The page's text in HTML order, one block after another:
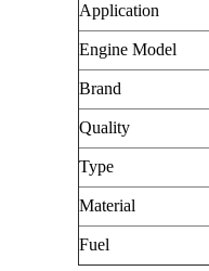
Application
Engine Model
Brand
Quality
Type
Material
Fuel